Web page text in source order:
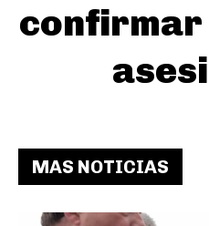
confirmar
MAS NOTICIAS